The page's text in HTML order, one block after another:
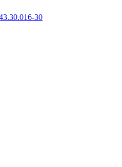
30